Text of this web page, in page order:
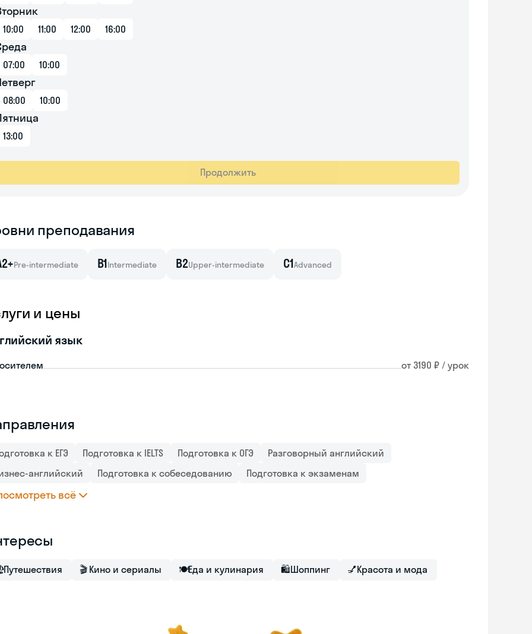
10:00 11:00 12:00 16:00
07:00 10:00
08:00 10:00
13:00
Продолжить
преподавания
Pre-intermediate B1Intermediate B2Upper-intermediate C1Advanced
и цены
язык
от 3190 ₽ / урок
к ЕГЭ Подготовка к IELTS Подготовка к ОГЭ
Разговорный английский
английский
Подготовка к собеседованию Подготовка к экзаменам
всё
Путешествия 🎬 Кино и сериалы 🍽Еда и кулинария 🛍Шоппинг 💅Красота и мода